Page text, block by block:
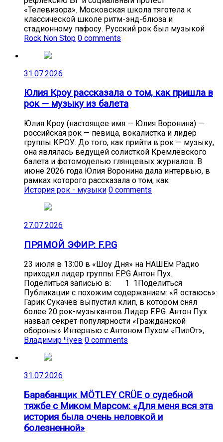
«Телевизора». Московская школа тяготела к
классической школе ритм-энд-блюза и
стадионному пафосу. Русский рок был музыкой
Rock Non Stop 0 comments
31.07.2026
Юлия Кроу рассказала о том, как пришла в
рок — музыку из балета
Юлия Кроу (настоящее имя — Юлия Воронина) —
российская рок — певица, вокалистка и лидер
группы КРОУ. До того, как прийти в рок — музыку,
она являлась ведущей солисткой Кремлёвского
балета и фотомоделью глянцевых журналов. В
июне 2026 года Юлия Воронина дала интервью, в
рамках которого рассказала о том, как
История рок - музыки 0 comments
27.07.2026
ПРЯМОЙ ЭФИР: F.P.G
23 июля в 13:00 в «Шоу Дня» на НАШЕм Радио
приходил лидер группы F.P.G Антон Пух.
Поделиться записью в: 1 1Поделиться
Публикации с похожим содержанием: «Я остаюсь»:
Гарик Сукачев выпустил клип, в котором снял
более 20 рок-музыкантов Лидер F.P.G. Антон Пух
назвал секрет популярности «Гражданской
обороны» Интервью с Антоном Пухом «ПилОт»,
Владимир Чуев 0 comments
31.07.2026
Барабанщик MÖTLEY CRÜE о судебной
тяжбе с Миком Марсом: «Для меня вся эта
история была очень неловкой и
болезненной»